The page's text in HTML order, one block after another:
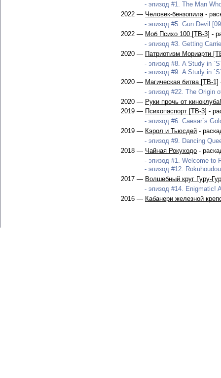
- эпизод #1. The Man
2022 — Человек-бензопила-
- эпизод #5. Gun Devil
2022 — Моб Психо 100 [ТВ-3] -
- эпизод #3. Getting
2020 — Патриотизм Мориарти
- эпизод #8. A Study in
- эпизод #9. A Study in
2020 — Магическая битва [ТВ-1]
- эпизод #22. The Origin
2020 — Руки прочь от киноклуба!
2019 — Психопаспорт [ТВ-3] -
- эпизод #6. Caesar`s
2019 — Кэрол и Тьюсдей -
- эпизод #9. Dancing
2018 — Чайная Рокуходо -
- эпизод #1. Welcome to
- эпизод #12.
2017 — Волшебный круг Гуру-
- эпизод #14. Enigmatic!
2016 — Кабанери железной